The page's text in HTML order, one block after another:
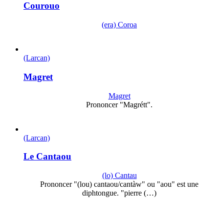
Courouo
(era) Coroa
(Larcan)
Magret
Magret
Prononcer "Magrétt".
(Larcan)
Le Cantaou
(lo) Cantau
Prononcer "(lou) cantaou/cantàw" ou "aou" est une
diphtongue. "pierre (…)